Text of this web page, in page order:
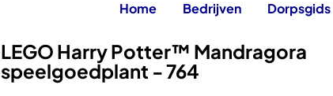
Home Bedrijven Dorpsgids
LEGO Harry Potter™ Mandragora
speelgoedplant - 764